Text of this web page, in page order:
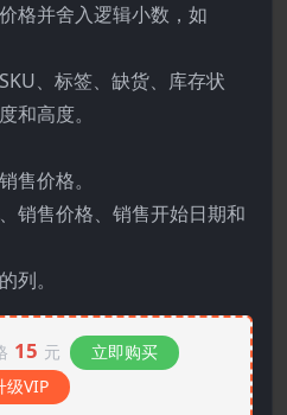
格并舍入逻辑小数，如
、标签、缺货、库存状
和高度。
售价格。
销售价格、销售开始日期和
列。
15 元
立即购买
级VIP